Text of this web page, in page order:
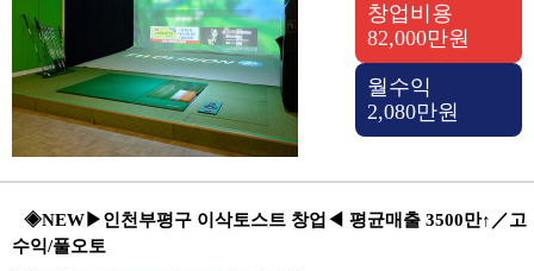
창업비용
82,000만원
월수익
2,080만원
◈NEW▶인천부평구 이삭토스트 창업◀ 평균매출 3500만↑／고
수익/풀오토